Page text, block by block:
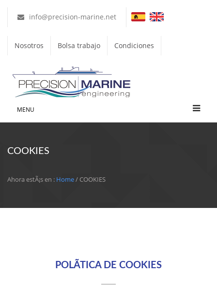
info@precision-marine.net
Nosotros Bolsa trabajo Condiciones
MENU
COOKIES
Ahora estÃ¡s en : Home/ COOKIES
POLÃ­TICA DE COOKIES